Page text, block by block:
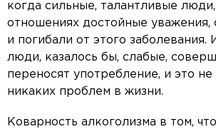
когда сильные, талантливые
отношениях достойные уважения,
и погибали от этого
люди, казалось бы, слабые,
переносят употребление, и это
никаких проблем в жизни.
Коварность алкоголизма в том, что